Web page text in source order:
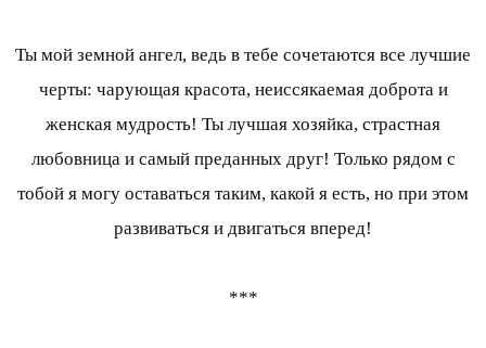
Ты мой земной ангел, ведь в тебе сочетаются все лучшие
черты: чарующая красота, неиссякаемая доброта и
женская мудрость! Ты лучшая хозяйка, страстная
любовница и самый преданных друг! Только рядом с
тобой я могу оставаться таким, какой я есть, но при этом
развиваться и двигаться вперед!
***